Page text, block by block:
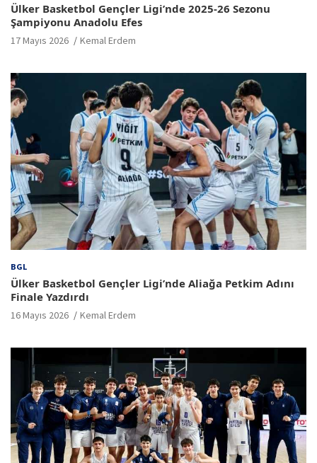
Ülker Basketbol Gençler Ligi’nde 2025-26 Sezonu
Şampiyonu Anadolu Efes
17 Mayıs 2026 Kemal Erdem
BGL
Ülker Basketbol Gençler Ligi’nde Aliağa Petkim Adını
Finale Yazdırdı
16 Mayıs 2026 Kemal Erdem